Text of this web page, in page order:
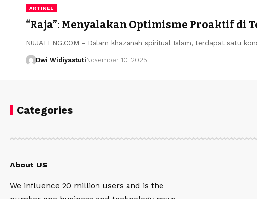
ARTIKEL
“Raja”: Menyalakan Optimisme Proaktif di
NUJATENG.COM - Dalam khazanah spiritual Islam, terdapat satu
Dwi WidiyastutiNovember 10, 2025
Categories
About US
We influence 20 million users and is the